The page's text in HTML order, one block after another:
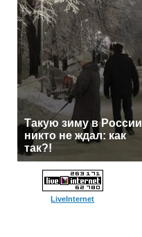
Такую зиму в России
никто не ждал: как
так?!
LiveInternet